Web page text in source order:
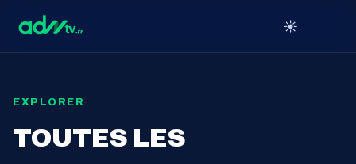
☀️
EXPLORER
TOUTES LES